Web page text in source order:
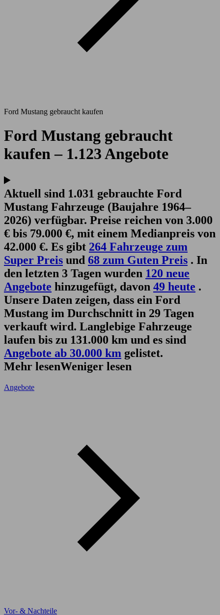
Ford Mustang gebraucht kaufen
Ford Mustang gebraucht
kaufen – 1.123 Angebote
Aktuell sind 1.031 gebrauchte Ford
Mustang Fahrzeuge (Baujahre 1964–
2026) verfügbar. Preise reichen von 3.000
€ bis 79.000 €, mit einem Medianpreis von
42.000 €. Es gibt 264 Fahrzeuge zum
Super Preis und 68 zum Guten Preis . In
den letzten 3 Tagen wurden 120 neue
Angebote hinzugefügt, davon 49 heute .
Unsere Daten zeigen, dass ein Ford
Mustang im Durchschnitt in 29 Tagen
verkauft wird. Langlebige Fahrzeuge
laufen bis zu 131.000 km und es sind
Angebote ab 30.000 km gelistet.
Mehr lesenWeniger lesen
Angebote
Vor- & Nachteile